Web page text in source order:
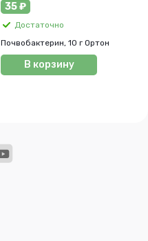
35 ₽
Достаточно
Почвобактерин, 10 г Ортон
В корзину